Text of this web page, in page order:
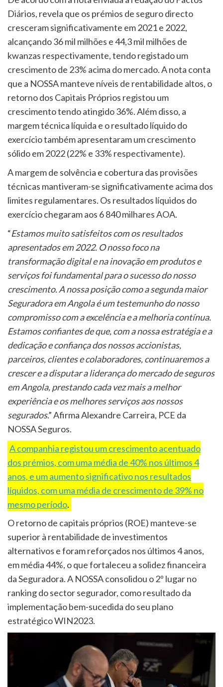
Diários, revela que os prémios de seguro directo
cresceram significativamente em 2021 e 2022,
alcançando 36 mil milhões e 44,3 mil milhões de
kwanzas respectivamente, tendo registado um
crescimento de 23% acima do mercado. A nota conta
que a NOSSA manteve níveis de rentabilidade altos, o
retorno dos Capitais Próprios registou um
crescimento tendo atingido 36%. Além disso, a
margem técnica líquida e o resultado líquido do
exercício também apresentaram um crescimento
sólido em 2022 (22% e 33% respectivamente).
A margem de solvência e cobertura das provisões
técnicas mantiveram-se significativamente acima dos
limites regulamentares. Os resultados líquidos do
exercício chegaram aos 6 840 milhares AOA.
“Estamos muito satisfeitos com os resultados
apresentados em 2022. O nosso foco na
transformação digital e na inovação em produtos e
serviços foi fundamental para o sucesso do nosso
crescimento. A nossa posição como a segunda maior
Seguradora em Angola é um testemunho do nosso
compromisso com a excelência e a melhoria contínua.
Estamos confiantes de que, com a nossa estratégia e a
dedicação e confiança dos nossos accionistas,
parceiros, clientes e colaboradores, continuaremos a
crescer e a disputar a liderança do mercado de seguros
em Angola, prestando cada vez mais a melhor
experiência e os melhores serviços aos nossos
segurados.” Afirma Alexandre Carreira, PCE da
NOSSA Seguros.
A companhia registou um crescimento acentuado
dos prémios, com uma média de 40% nos últimos 4
anos, e um aumento significativo nos resultados
líquidos, com uma média de crescimento de 39% no
mesmo período
O retorno de capitais próprios (ROE) manteve-se
superior à rentabilidade de investimentos
alternativos e foram reforçados nos últimos 4 anos,
em média 44%, o que fortaleceu a solidez financeira
da Seguradora. A NOSSA consolidou o 2º lugar no
ranking do sector segurador, como resultado da
implementação bem-sucedida do seu plano
estratégico WIN2023.